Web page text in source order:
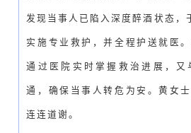
发现当事人已陷入深度醉酒状态，
实施专业救护，并全程护送就医
通过医院实时掌握救治进展，又
通，确保当事人转危为安。黄女
连连道谢。